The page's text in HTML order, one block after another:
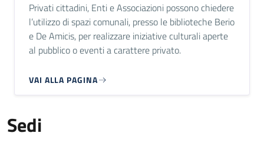
Privati cittadini, Enti e Associazioni possono chiedere
l’utilizzo di spazi comunali, presso le biblioteche Berio
e De Amicis, per realizzare iniziative culturali aperte
al pubblico o eventi a carattere privato.
VAI ALLA PAGINA
Sedi